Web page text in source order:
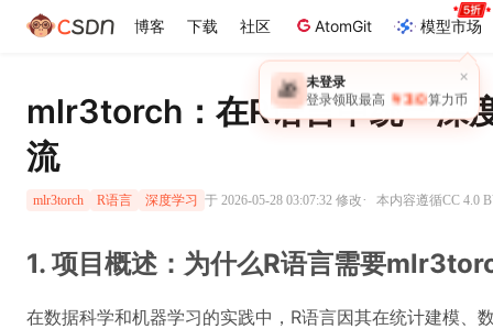
博客 下载 社区 AtomGit 模型市场
×
🎁 未登录
登录领取最高 ￥30 算力币
mlr3torch：在R语言中统一深
流
mlr3torch R语言 深度学习 于 2026-05-28 03:07:32 修改· 本内容遵循CC 4.0
1. 项目概述：为什么R语言需要
在数据科学和机器学习的实践中，R语言因其在统计建模、